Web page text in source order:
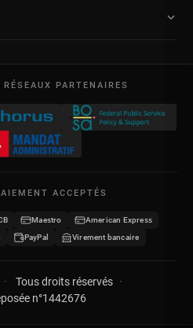
Liège
PARTENAIRES
ACCEPTÉS
Maestro
American Express
PayPal Virement bancaire
· Tous droits réservés ·
n°1442676